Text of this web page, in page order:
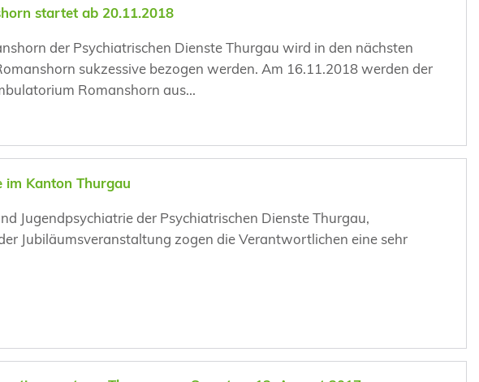
startet ab 20.11.2018
der Psychiatrischen Dienste Thurgau wird in den nächsten
sukzessive bezogen werden. Am 16.11.2018 werden der
Romanshorn aus...
im Kanton Thurgau
Jugendpsychiatrie der Psychiatrischen Dienste Thurgau,
Jubiläumsveranstaltung zogen die Verantwortlichen eine sehr